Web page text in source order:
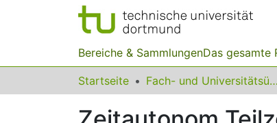
Bereiche & SammlungenDas gesamte
Startseite Fach- und Universitätsübergreifendes